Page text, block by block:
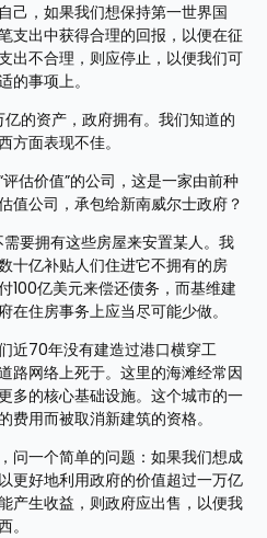
己，如果我们想保持第一世界国
支出中获得合理的回报，以便在征
出不合理，则应停止，以便我们可
的事项上。
的资产，政府拥有。我们知道的
方面表现不佳。
估价值”的公司，这是一家由前种
值公司，承包给新南威尔士政府？
要拥有这些房屋来安置某人。我
十亿补贴人们住进它不拥有的房
100亿美元来偿还债务，而基维建
住房事务上应当尽可能少做。
近70年没有建造过港口横穿工
路网络上死于。这里的海滩经常因
多的核心基础设施。这个城市的一
用而被取消新建筑的资格。
问一个简单的问题：如果我们想成
更好地利用政府的价值超过一万亿
产生收益，则政府应出售，以便我
。